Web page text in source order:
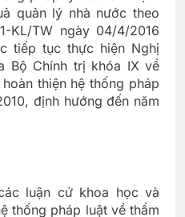
quản lý nhà nước theo
KL/TW ngày 04/4/2016
tiếp tục thực hiện Nghị
Bộ Chính trị khóa IX về
thiện hệ thống pháp
định hướng đến năm
luận cứ khoa học và
thống pháp luật về thẩm